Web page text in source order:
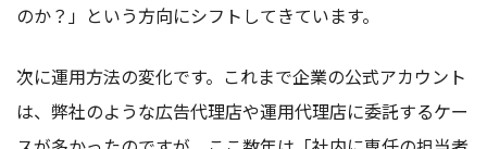
のか？」という方向にシフトしてきています。
次に運用方法の変化です。これまで企業の公式アカウント
は、弊社のような広告代理店や運用代理店に委託するケー